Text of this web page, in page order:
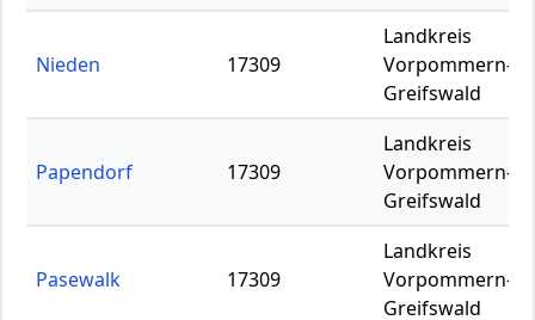
Nieden 17309
Landkreis
Vorpommern-
Greifswald
Papendorf 17309
Landkreis
Vorpommern-
Greifswald
Pasewalk 17309
Landkreis
Vorpommern-
Greifswald